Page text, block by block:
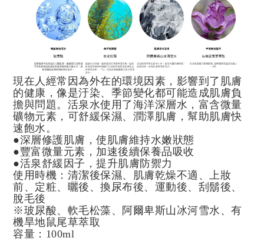
現在人經常因為外在的環境因素，影響到了肌膚
的健康，像是汙染、季節變化都可能造成肌膚負
擔與問題。活泉水使用了海洋深層水，富含微量
礦物元素，可舒緩保濕、潤澤肌膚，幫助肌膚快
速飽水。
●深層修護肌膚，使肌膚維持水嫩狀態
●豐富微量元素，加速後續保養品吸收
●活泉舒緩因子，提升肌膚防禦力
使用時機：清潔後保濕、肌膚乾燥不適、上妝
前、定粧、曬後、換尿布後、運動後、刮鬍後、
脫毛後
※玻尿酸、軟毛松藻、阿爾卑斯山冰河雪水、有
機旱地鼠尾草萃取
容量：100ml